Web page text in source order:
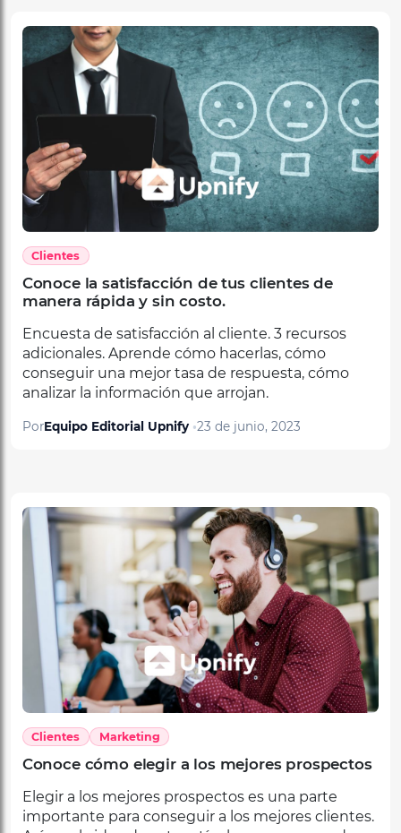
Conoce la satisfacción de tus clientes de
manera rápida y sin costo.
Encuesta de satisfacción al cliente. 3 recursos
conseguir una mejor tasa de respuesta, cómo
analizar la información que arrojan.
PorEquipo Editorial Upnify 23 de junio, 2023
Clientes Marketing
Conoce cómo elegir a los mejores prospectos
Elegir a los mejores prospectos es una parte
Así que la idea de este artículo es que aprendas
cómo elegir a tus prospectos correctamente y así